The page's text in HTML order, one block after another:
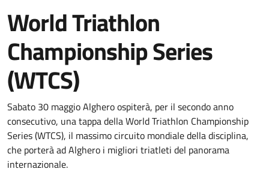
World Triathlon
Championship Series
(WTCS)
Dettaglio dell'evento
Sabato 30 maggio Alghero ospiterà, per il secondo anno
consecutivo, una tappa della World Triathlon Championship
Series (WTCS), il massimo circuito mondiale della disciplina,
che porterà ad Alghero i migliori triatleti del panorama
internazionale.